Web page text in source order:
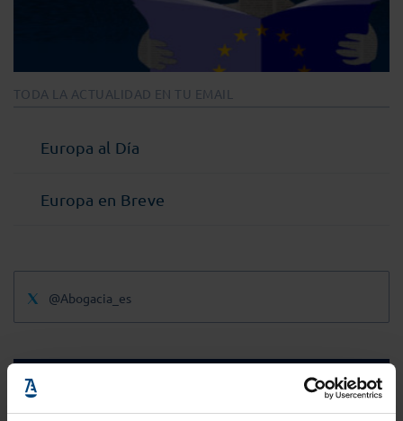
TODA LA ACTUALIDAD EN TU EMAIL
Europa al Día
Europa en Breve
@Abogacia_es